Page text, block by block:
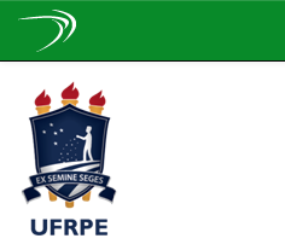
navigation